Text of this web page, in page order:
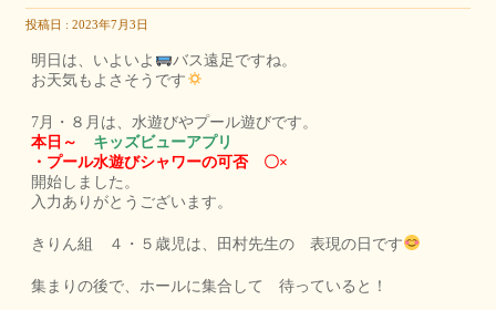
投稿日 : 2023年7月3日
明日は、いよいよ
バス遠足ですね。
お天気もよさそうです
7月・８月は、水遊びやプール遊びです。
本日～ キッズビューアプリ
・プール水遊びシャワーの可否 〇×
開始しました。
入力ありがとうございます。
きりん組 ４・５歳児は、田村先生の 表現の日です
集まりの後で、ホールに集合して 待っていると！